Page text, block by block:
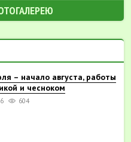
– начало августа, работы
и чесноком
604